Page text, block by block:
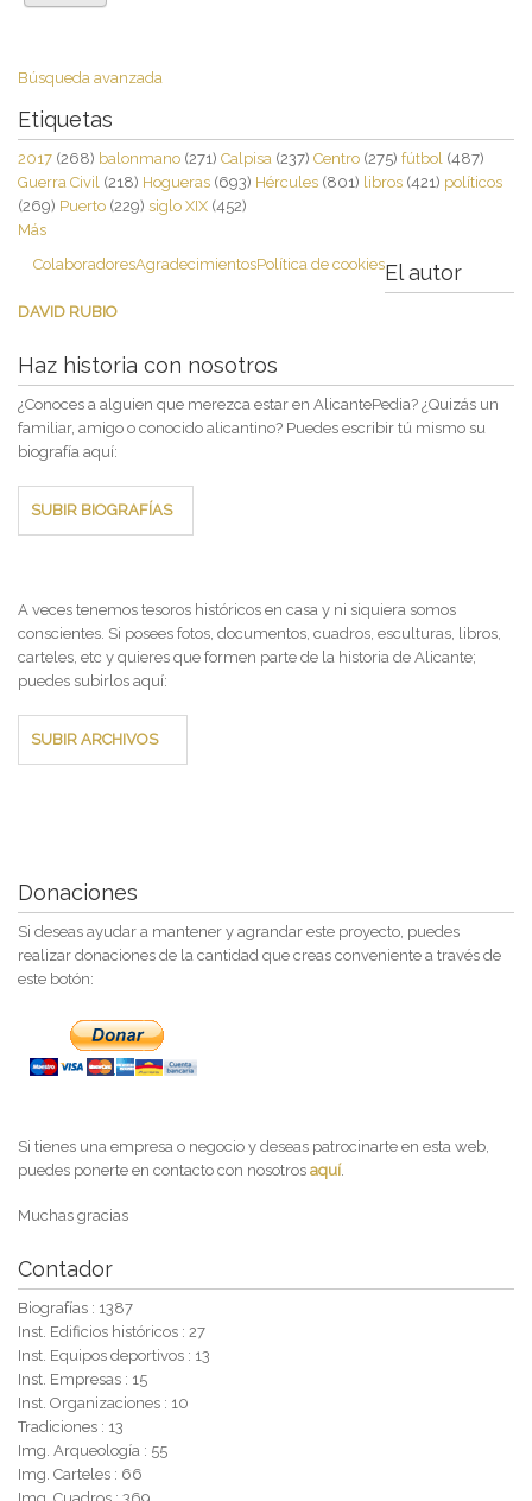
Búsqueda avanzada
Etiquetas
2017 (268) balonmano (271) Calpisa (237) Centro (275) fútbol (487)
Guerra Civil (218) Hogueras (693) Hércules (801) libros (421) políticos
(269) Puerto (229) siglo XIX (452)
Más
ColaboradoresAgradecimientosPolítica de cookiesEl autor
DAVID RUBIO
Haz historia con nosotros
¿Conoces a alguien que merezca estar en AlicantePedia? ¿Quizás un
familiar, amigo o conocido alicantino? Puedes escribir tú mismo su
biografía aquí:
SUBIR BIOGRAFÍAS
A veces tenemos tesoros históricos en casa y ni siquiera somos
conscientes. Si posees fotos, documentos, cuadros, esculturas, libros,
carteles, etc y quieres que formen parte de la historia de Alicante;
puedes subirlos aquí:
SUBIR ARCHIVOS
Donaciones
Si deseas ayudar a mantener y agrandar este proyecto, puedes
realizar donaciones de la cantidad que creas conveniente a través de
este botón:
Si tienes una empresa o negocio y deseas patrocinarte en esta web,
puedes ponerte en contacto con nosotros aquí.
Muchas gracias
Contador
Biografías : 1387
Inst. Edificios históricos : 27
Inst. Equipos deportivos : 13
Inst. Empresas : 15
Inst. Organizaciones : 10
Tradiciones : 13
Img. Arqueología : 55
Img. Carteles : 66